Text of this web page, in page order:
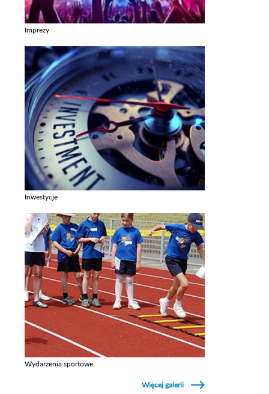
Imprezy
Inwestycje
Wydarzenia sportowe
Więcej galerii